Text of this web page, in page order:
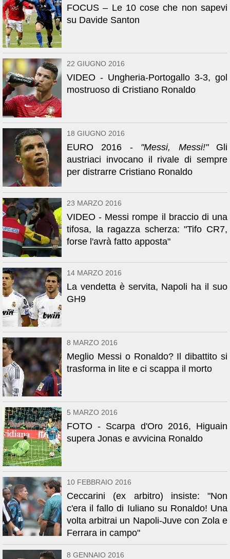
FOCUS – Le 10 cose che non sapevi
su Davide Santon
22 GIUGNO 2016
VIDEO - Ungheria-Portogallo 3-3, gol
mostruoso di Cristiano Ronaldo
18 GIUGNO 2016
EURO 2016 - "Messi, Messi!"Gli
austriaci invocano il rivale di sempre
per distrarre Cristiano Ronaldo
23 MARZO 2016
VIDEO - Messi rompe il braccio di una
tifosa, la ragazza scherza: "Tifo CR7,
forse l'avrà fatto apposta"
14 MARZO 2016
La vendetta è servita, Napoli ha il suo
GH9
8 MARZO 2016
Meglio Messi o Ronaldo? Il dibattito si
trasforma in lite e ci scappa il morto
5 MARZO 2016
FOTO - Scarpa d'Oro 2016, Higuain
supera Jonas e avvicina Ronaldo
10 FEBBRAIO 2016
Ceccarini (ex arbitro) insiste: "Non
c'era il fallo di Iuliano su Ronaldo! Una
volta arbitrai un Napoli-Juve con Zola e
Ferrara in campo"
8 GENNAIO 2016